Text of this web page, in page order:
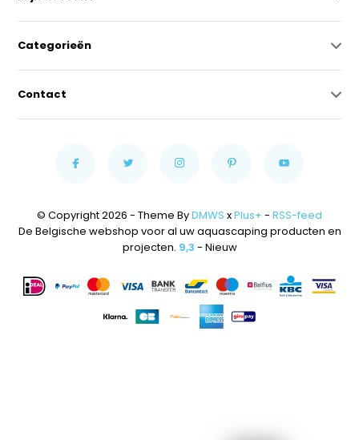
Categorieën
Contact
© Copyright 2026 - Theme ByDMWS xPlus+ - RSS-feed
De Belgische webshop voor al uw aquascaping producten en
projecten. 9,3 - Nieuw